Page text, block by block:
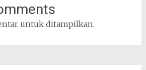
untuk ditampilkan.